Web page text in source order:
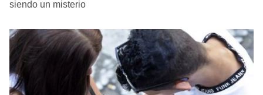
siendo un misterio